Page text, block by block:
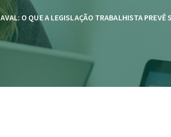
O QUE A LEGISLAÇÃO TRABALHISTA PREVÊ